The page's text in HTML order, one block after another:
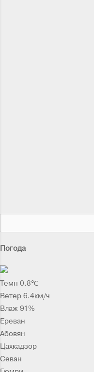
Погода
Темп 0.8℃
Ветер 6.4км/ч
Влаж 91%
Ереван
Абовян
Цахкадзор
Севан